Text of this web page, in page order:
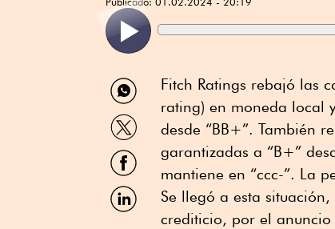
Compartir
por
WhatsApp
Compartir
por
Twitter
Compartir
por
Facebook
Compartir
por
Fitch Ratings rebajó las
rating) en moneda local
desde “BB+”. También
garantizadas a “B+”
mantiene en “ccc-”. La
Se llegó a esta
crediticio, por el